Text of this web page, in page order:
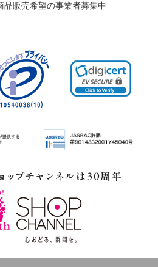
品販売希望の事業者募集中